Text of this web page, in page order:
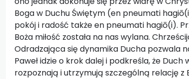
Boga w Duchu Świętym (en pneumati
pokój i radość także en pneumati hagiō(i).
Boża miłość została na nas wylana.
Odradzająca się dynamika Ducha pozwala
Paweł idzie o krok dalej i podkreśla, że
rozpoznają i utrzymują szczególną relację z